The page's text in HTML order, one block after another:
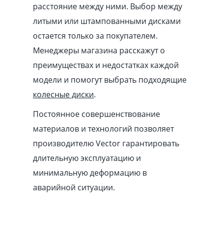
расстояние между ними. Выбор между
литыми или штампованными дисками
остается только за покупателем.
Менеджеры магазина расскажут о
преимуществах и недостатках каждой
модели и помогут выбрать подходящие
колесные диски.
Постоянное совершенствование
материалов и технологий позволяет
производителю Vector гарантировать
длительную эксплуатацию и
минимальную деформацию в
аварийной ситуации.